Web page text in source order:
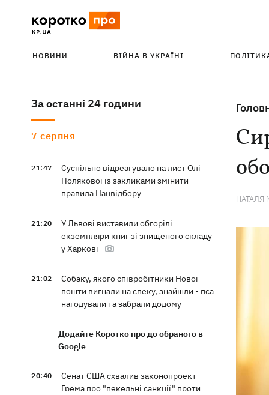
НОВИНИ ВІЙНА В УКРАЇНІ
За останні 24 години
7 серпня
21:47
Суспільно відреагувало на лист Олі
Полякової із закликами змінити
правила Нацвідбору
21:20
У Львові виставили обгорілі
екземпляри книг зі знищеного складу
у Харкові
21:02
Собаку, якого співробітники Нової
пошти вигнали на спеку, знайшли - пса
нагодували та забрали додому
Додайте Коротко про до обраного в
Google
20:40
Сенат США схвалив законопроект
Грема про "пекельні санкції" проти
НАТАЛЯ